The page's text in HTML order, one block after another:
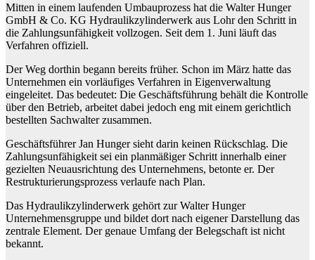
Mitten in einem laufenden Umbauprozess hat die Walter Hunger
GmbH & Co. KG Hydraulikzylinderwerk aus Lohr den Schritt in
die Zahlungsunfähigkeit vollzogen. Seit dem 1. Juni läuft das
Verfahren offiziell.
Der Weg dorthin begann bereits früher. Schon im März hatte das
Unternehmen ein vorläufiges Verfahren in Eigenverwaltung
eingeleitet. Das bedeutet: Die Geschäftsführung behält die Kontrolle
über den Betrieb, arbeitet dabei jedoch eng mit einem gerichtlich
bestellten Sachwalter zusammen.
Geschäftsführer Jan Hunger sieht darin keinen Rückschlag. Die
Zahlungsunfähigkeit sei ein planmäßiger Schritt innerhalb einer
gezielten Neuausrichtung des Unternehmens, betonte er. Der
Restrukturierungsprozess verlaufe nach Plan.
Das Hydraulikzylinderwerk gehört zur Walter Hunger
Unternehmensgruppe und bildet dort nach eigener Darstellung das
zentrale Element. Der genaue Umfang der Belegschaft ist nicht
bekannt.